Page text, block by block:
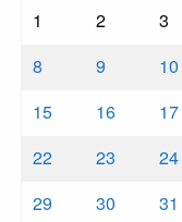
1
2 3
8
9 10
15
16 17
22
23 24
29
30 31